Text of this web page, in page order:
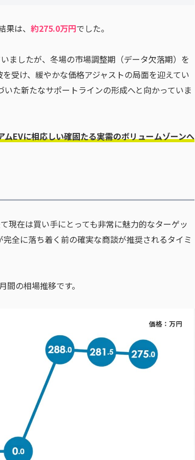
は、 約275.0万円でした。
ましたが、冬場の市場調整期（データ欠落期）を
受け、緩やかな価格アジャストの局面を迎えてい
た新たなサポートラインの形成へと向かっていま
ムEVに相応しい確固たる実需のボリュームゾーンへ
現在は買い手にとっても非常に魅力的なターゲッ
全に落ち着く前の確実な商談が推奨されるタイミ
の相場推移です。